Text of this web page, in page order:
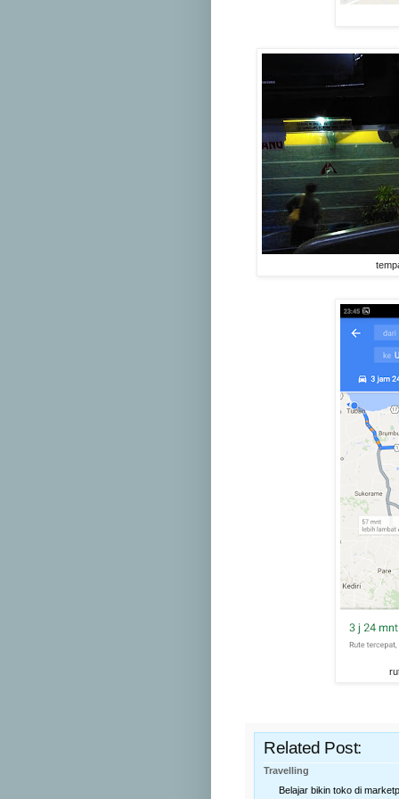
Related Post:
Travelling
Belajar bikin toko di